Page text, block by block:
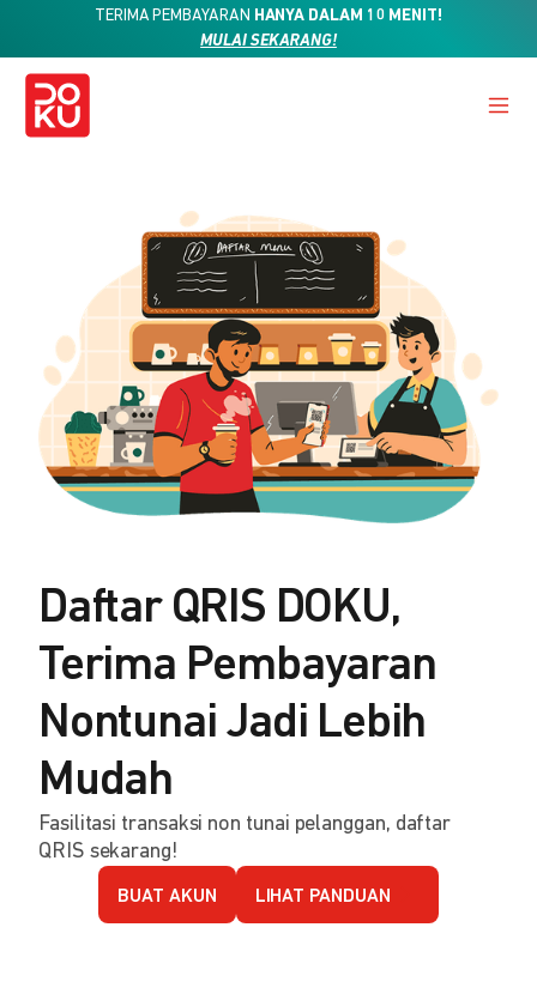
TERIMA PEMBAYARAN HANYA DALAM 10 MENIT!
MULAI SEKARANG!
Daftar QRIS DOKU,
Terima Pembayaran
Nontunai Jadi Lebih
Mudah
Fasilitasi transaksi non tunai pelanggan, daftar
QRIS sekarang!
BUAT AKUN LIHAT PANDUAN